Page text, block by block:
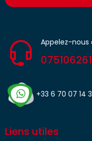
Appelez-nous
+33 6 70 07 14
Liens utiles